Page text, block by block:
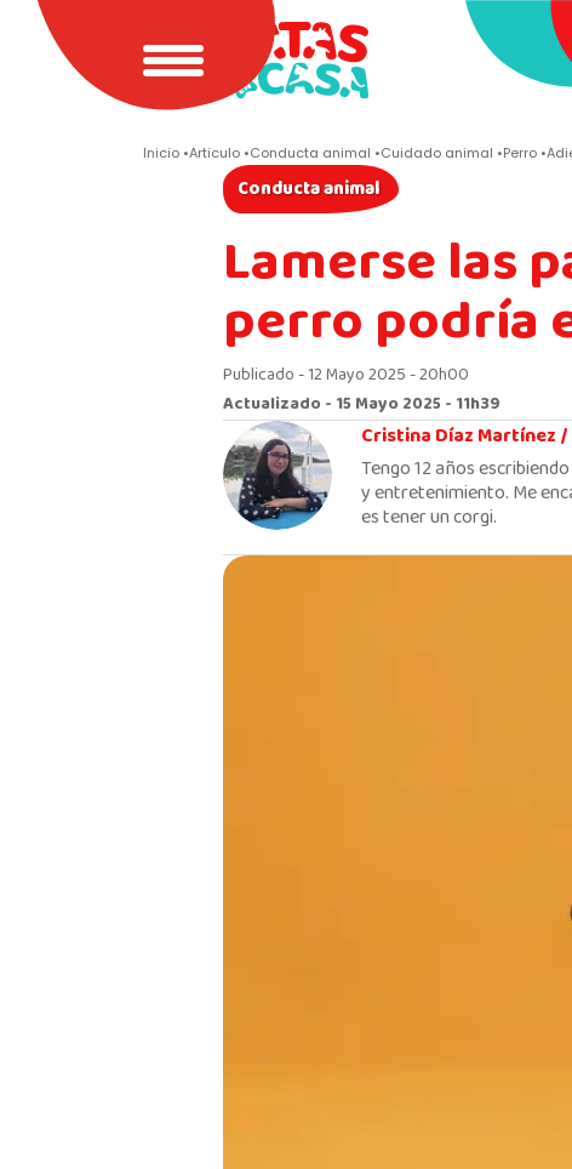
Inicio Articulo Conducta animal Cuidado animal Perro
Conducta animal
Lamerse las
perro podría
Publicado - 12 Mayo 2025 - 20h00
Actualizado - 15 Mayo 2025 - 11h39
Cristina Díaz Martínez /
Tengo 12 años
y entretenimiento. Me
es tener un corgi.